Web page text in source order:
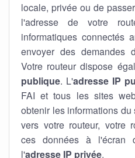
locale, privée ou de
l'adresse de votre
informatiques connectés
envoyer des demandes
Votre routeur dispose
publique. L'adresse IP
FAI et tous les sites
obtenir les informations
vers votre routeur, votre
ces données à l'écran
l'adresse IP privée.